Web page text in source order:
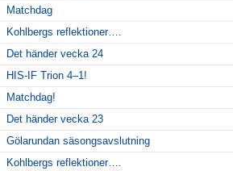
Matchdag
Kohlbergs reflektioner….
Det händer vecka 24
HIS-IF Trion 4–1!
Matchdag!
Det händer vecka 23
Gölarundan säsongsavslutning
Kohlbergs reflektioner….